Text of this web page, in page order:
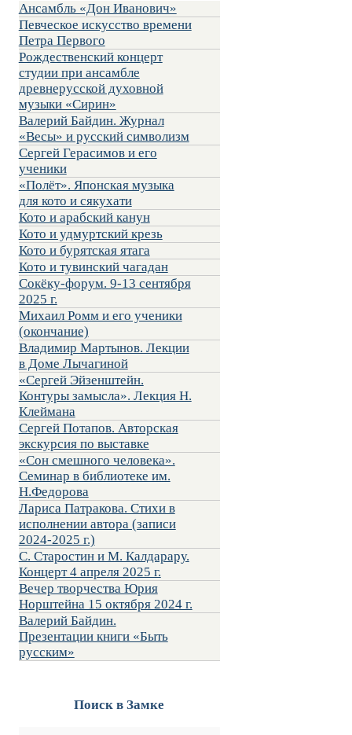
Ансамбль «Дон Иванович»
Певческое искусство времени
Петра Первого
Рождественский концерт
студии при ансамбле
древнерусской духовной
музыки «Сирин»
Валерий Байдин. Журнал
«Весы» и русский символизм
Сергей Герасимов и его
ученики
«Полёт». Японская музыка
для кото и сякухати
Кото и арабский канун
Кото и удмуртский крезь
Кото и бурятская ятага
Кото и тувинский чагадан
Сокёку-форум. 9-13 сентября
2025 г.
Михаил Ромм и его ученики
(окончание)
Владимир Мартынов. Лекции
в Доме Лычагиной
«Сергей Эйзенштейн.
Контуры замысла». Лекция Н.
Клеймана
Сергей Потапов. Авторская
экскурсия по выставке
«Сон смешного человека».
Семинар в библиотеке им.
Н.Федорова
Лариса Патракова. Стихи в
исполнении автора (записи
2024-2025 г.)
С. Старостин и М. Калдарару.
Концерт 4 апреля 2025 г.
Вечер творчества Юрия
Норштейна 15 октября 2024 г.
Валерий Байдин.
Презентации книги «Быть
русским»
Поиск в Замке